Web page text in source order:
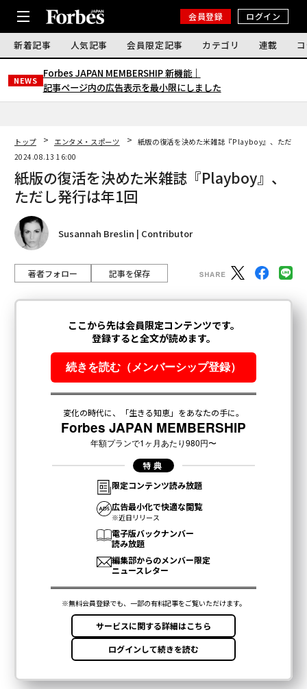
会員登録 ログイン
新着記事 人気記事 会員限定記事 カテゴリ 連載
NEWS
Forbes JAPAN MEMBERSHIP 新機能｜
記事ページ内の広告表示を最小限にしました
トップ エンタメ・スポーツ
紙版の復活を決めた米雑誌『Playboy』、ただし
2024.08.13 16:00
紙版の復活を決めた米雑誌『Playboy』、
ただし発行は年1回
Susannah Breslin | Contributor
著者フォロー 記事を保存